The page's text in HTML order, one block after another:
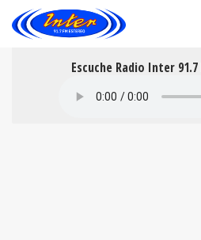
Escuche Radio Inter 91.7